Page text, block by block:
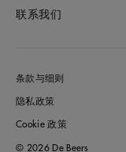
联系我们
条款与细则
隐私政策
Cookie 政策
© 2026 De Beers